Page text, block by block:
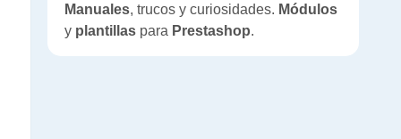
Manuales, trucos y curiosidades. Módulos
y plantillas para Prestashop.